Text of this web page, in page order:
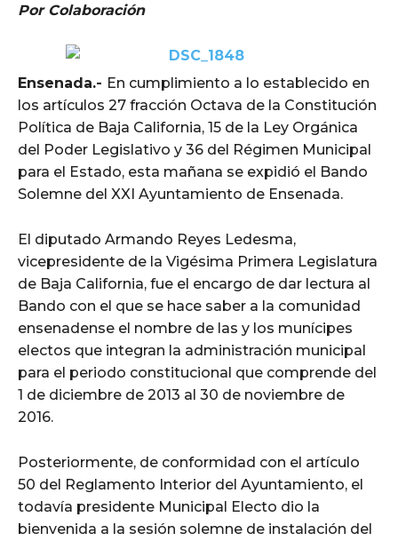
Por Colaboración
Ensenada.- En cumplimiento a lo establecido en
los artículos 27 fracción Octava de la Constitución
Política de Baja California, 15 de la Ley Orgánica
del Poder Legislativo y 36 del Régimen Municipal
para el Estado, esta mañana se expidió el Bando
Solemne del XXI Ayuntamiento de Ensenada.
El diputado Armando Reyes Ledesma,
vicepresidente de la Vigésima Primera Legislatura
de Baja California, fue el encargo de dar lectura al
Bando con el que se hace saber a la comunidad
ensenadense el nombre de las y los munícipes
electos que integran la administración municipal
para el periodo constitucional que comprende del
1 de diciembre de 2013 al 30 de noviembre de
2016.
Posteriormente, de conformidad con el artículo
50 del Reglamento Interior del Ayuntamiento, el
todavía presidente Municipal Electo dio la
bienvenida a la sesión solemne de instalación del